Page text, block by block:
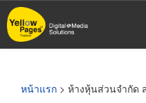
ข้าม
ไป
หน้าแรก > ห้างหุ้นส่วนจำกัด